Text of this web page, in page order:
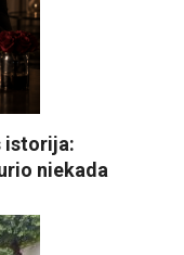
istorija:
niekada